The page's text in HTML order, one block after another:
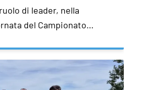
di leader, nella
del Campionato…